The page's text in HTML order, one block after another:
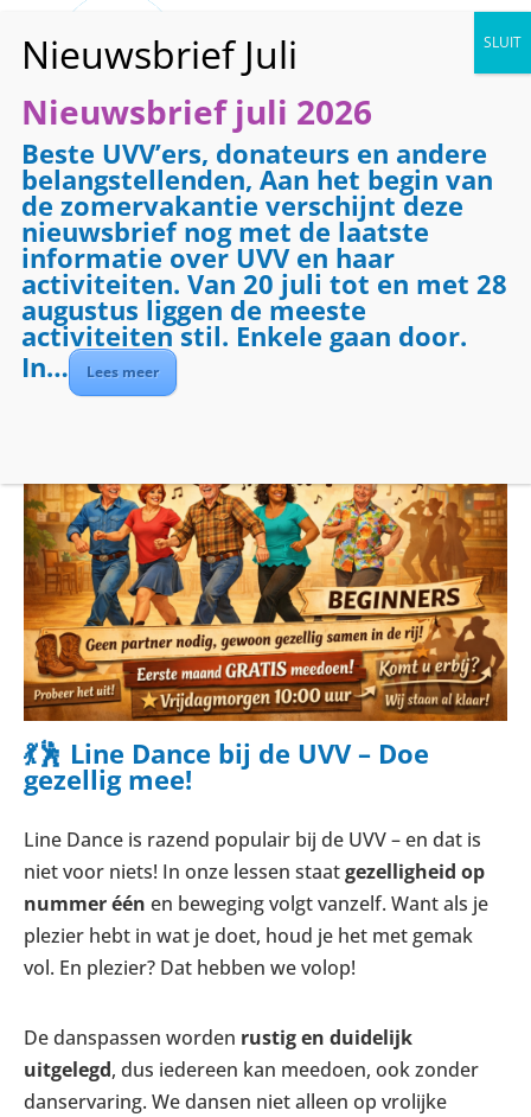
« Alle Evenementen
Line Dance voor
beginners
5 februari 2027 @ 11:00-12:00
Evenementenreeks (Alles weergeven)
💃🕺 Line Dance bij de UVV – Doe
gezellig mee!
Line Dance is razend populair bij de UVV – en dat is
niet voor niets! In onze lessen staatgezelligheid op
nummer één en beweging volgt vanzelf. Want als je
plezier hebt in wat je doet, houd je het met gemak
vol. En plezier? Dat hebben we volop!
De danspassen worden rustig en duidelijk
uitgelegd, dus iedereen kan meedoen, ook zonder
danservaring. We dansen niet alleen op vrolijke
Nieuwsbrief juli 2026
Beste UVV’ers, donateurs en andere
belangstellenden, Aan het begin van
de zomervakantie verschijnt deze
nieuwsbrief nog met de laatste
informatie over UVV en haar
activiteiten. Van 20 juli tot en met 28
augustus liggen de meeste
activiteiten stil. Enkele gaan door.
In…
Lees meer